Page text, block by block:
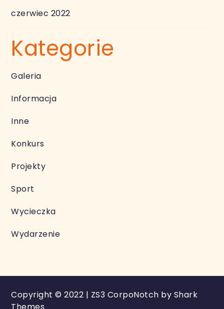
czerwiec 2022
Kategorie
Galeria
Informacja
Inne
Konkurs
Projekty
Sport
Wycieczka
Wydarzenie
Copyright © 2022 | ZS3 CorpoNotch by Shark